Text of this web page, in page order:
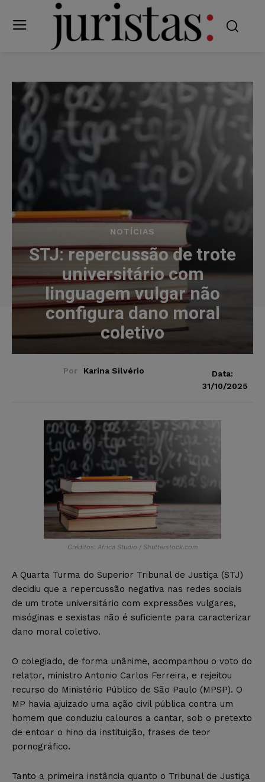
NOTÍCIAS
STJ: repercussão de trote
universitário com
linguagem vulgar não
configura dano moral
coletivo
Por Karina Silvério
Data:
31/10/2025
Créditos: Africa Studio / Shutterstock.com
A Quarta Turma do Superior Tribunal de Justiça (STJ)
decidiu que a repercussão negativa nas redes sociais
de um trote universitário com expressões vulgares,
misóginas e sexistas não é suficiente para caracterizar
dano moral coletivo.
O colegiado, de forma unânime, acompanhou o voto do
relator, ministro Antonio Carlos Ferreira, e rejeitou
recurso do Ministério Público de São Paulo (MPSP). O
MP havia ajuizado uma ação civil pública contra um
homem que conduziu calouros a cantar, sob o pretexto
de entoar o hino da instituição, frases de teor
pornográfico.
Tanto a primeira instância quanto o Tribunal de Justiça